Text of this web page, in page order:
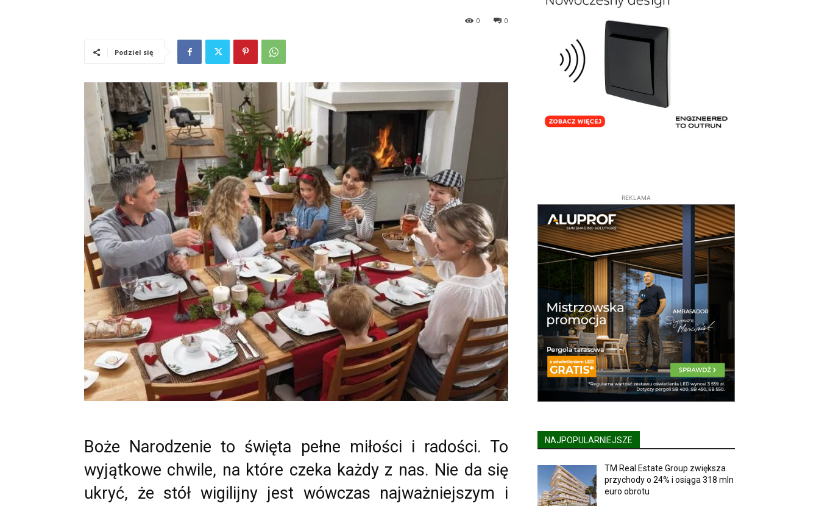
0
0
Podziel się
Boże Narodzenie to święta pełne miłości i radości. To
wyjątkowe chwile, na które czeka każdy z nas. Nie da się
ukryć, że stół wigilijny jest wówczas najważniejszym i
REKLAMA
NAJPOPULARNIEJSZE
TM Real Estate Group zwiększa
przychody o 24% i osiąga 318 mln
euro obrotu